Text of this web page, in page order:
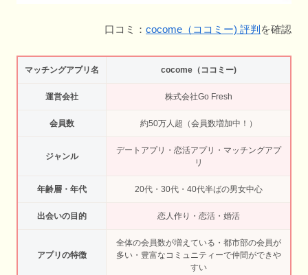
口コミ： cocome（ココミー) 評判 を確認
マッチングアプリ名 cocome（ココミー)
運営会社 株式会社Go Fresh
会員数 約50万人超（会員数増加中！）
ジャンル
デートアプリ・恋活アプリ・マッチングアプ
リ
年齢層・年代 20代・30代・40代半ばの男女中心
出会いの目的 恋人作り・恋活・婚活
アプリの特徴
全体の会員数が増えている・都市部の会員が
多い・豊富なコミュニティーで仲間ができや
すい